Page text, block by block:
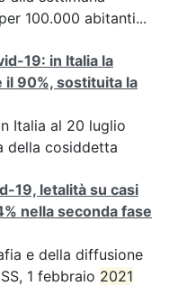
100.000 abitanti...
19: in Italia la
il 90%, sostituita la
Italia al 20 luglio
della cosiddetta
19, letalità su casi
nella seconda fase
e della diffusione
1 febbraio 2021